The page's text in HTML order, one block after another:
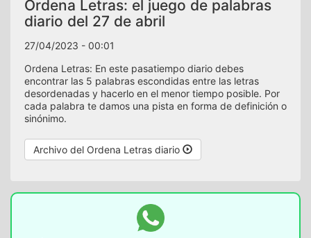
Ordena Letras: el juego de palabras
diario del 27 de abril
27/04/2023 - 00:01
Ordena Letras: En este pasatiempo diario debes
encontrar las 5 palabras escondidas entre las letras
desordenadas y hacerlo en el menor tiempo posible. Por
cada palabra te damos una pista en forma de definición o
sinónimo.
Archivo del Ordena Letras diario